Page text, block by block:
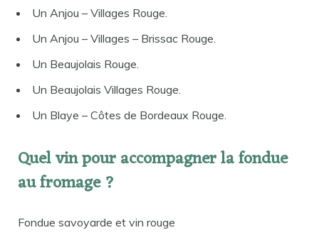
Un Anjou – Villages Rouge.
Un Anjou – Villages – Brissac Rouge.
Un Beaujolais Rouge.
Un Beaujolais Villages Rouge.
Un Blaye – Côtes de Bordeaux Rouge.
Quel vin pour accompagner la fondue
au fromage ?
Fondue savoyarde et vin rouge